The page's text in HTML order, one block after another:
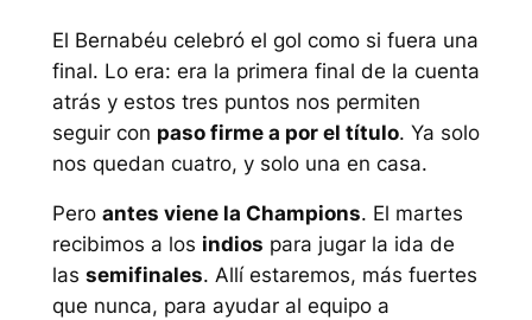
El Bernabéu celebró el gol como si fuera una
final. Lo era: era la primera final de la cuenta
atrás y estos tres puntos nos permiten
seguir con paso firme a por el título. Ya solo
nos quedan cuatro, y solo una en casa.
Pero antes viene la Champions. El martes
recibimos a los indios para jugar la ida de
las semifinales. Allí estaremos, más fuertes
que nunca, para ayudar al equipo a